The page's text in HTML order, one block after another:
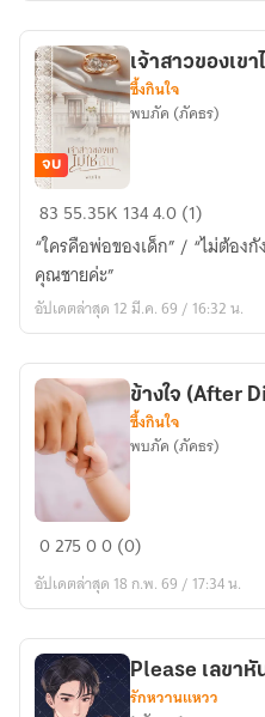
เจ้า
สาว
ของ
เขา
ไม่ใช่
(อี
บุ๊ก
พร้อม
โหลด)
จบ
เจ้าสาวของเข
ซึ้งกินใจ
พบภัค (ภัคธร)
83 55.35K 1344.0 (1)
“ใครคือพ่อของเด็ก” / “ไม่ต้อง
คุณชายค่ะ”
อัปเดตล่าสุด 12 มี.ค. 69 / 16:32 น.
ข้าง
(After
ข้างใจ (After
ซึ้งกินใจ
พบภัค (ภัคธร)
027500 (0)
อัปเดตล่าสุด 18 ก.พ. 69 / 17:34 น.
Please เลขา
รักหวานแหวว